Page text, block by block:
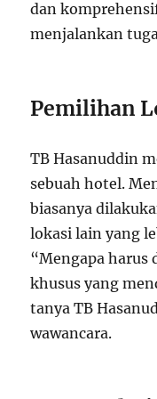
dan
menjalankan
Pemilihan
TB Hasanuddin
sebuah hotel.
biasanya
lokasi lain yang
“Mengapa harus
khusus yang
tanya TB
wawancara.